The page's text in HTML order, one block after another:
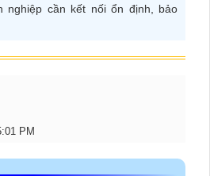
nghiệp cần kết nối ổn định, bảo
PM